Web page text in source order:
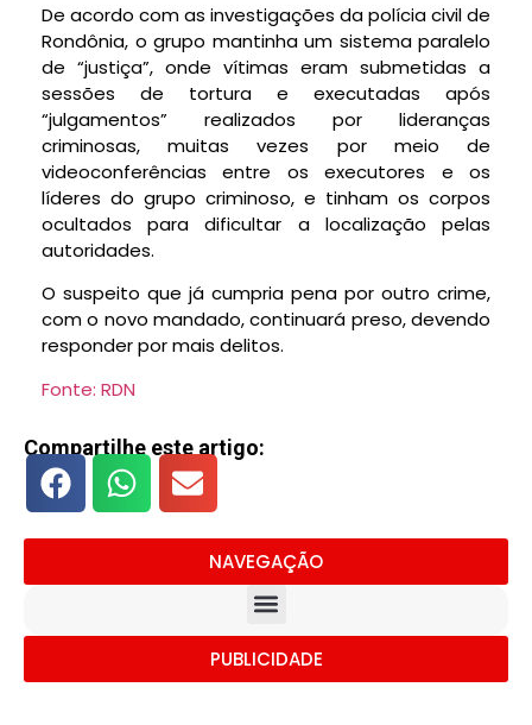
De acordo com as investigações da polícia civil de
Rondônia, o grupo mantinha um sistema paralelo
de “justiça”, onde vítimas eram submetidas a
sessões de tortura e executadas após
“julgamentos” realizados por lideranças
criminosas, muitas vezes por meio de
videoconferências entre os executores e os
líderes do grupo criminoso, e tinham os corpos
ocultados para dificultar a localização pelas
autoridades.
O suspeito que já cumpria pena por outro crime,
com o novo mandado, continuará preso, devendo
responder por mais delitos.
Fonte: RDN
Compartilhe este artigo:
NAVEGAÇÃO
PUBLICIDADE